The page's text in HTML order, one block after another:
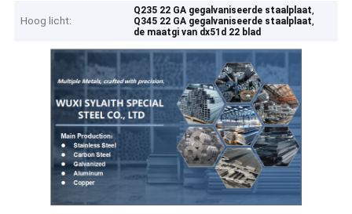
Hoog licht:
Q235 22 GA gegalvaniseerde staalplaat,
Q345 22 GA gegalvaniseerde staalplaat,
de maatgi van dx51d 22 blad